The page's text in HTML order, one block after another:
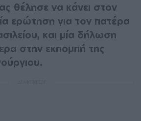
θέλησε να κάνει στον
ερώτηση για τον πατέρα
και μία δήλωση
στην εκπομπή της